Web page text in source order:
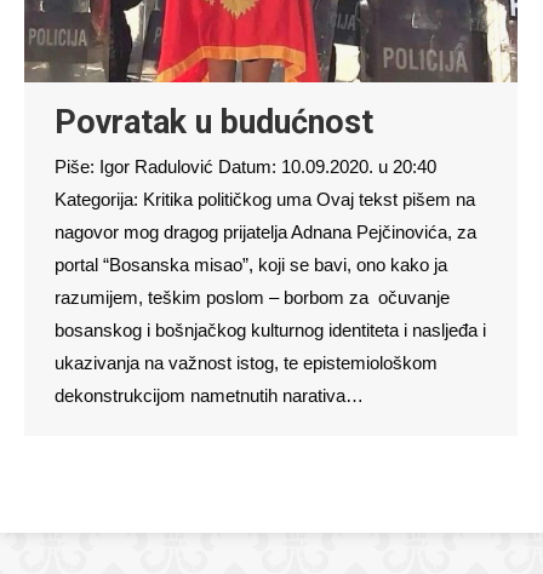
Povratak u budućnost
Piše: Igor Radulović Datum: 10.09.2020. u 20:40
Kategorija: Kritika političkog uma Ovaj tekst pišem na
nagovor mog dragog prijatelja Adnana Pejčinovića, za
portal “Bosanska misao”, koji se bavi, ono kako ja
razumijem, teškim poslom – borbom za očuvanje
bosanskog i bošnjačkog kulturnog identiteta i nasljeđa i
ukazivanja na važnost istog, te epistemiološkom
dekonstrukcijom nametnutih narativa…